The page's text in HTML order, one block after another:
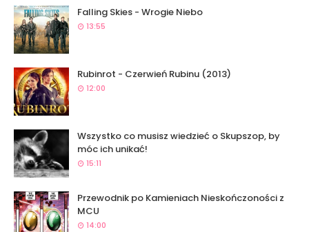
Falling Skies - Wrogie Niebo
13:55
Rubinrot - Czerwień Rubinu (2013)
12:00
Wszystko co musisz wiedzieć o Skupszop, by
móc ich unikać!
15:11
Przewodnik po Kamieniach Nieskończoności z
MCU
14:00